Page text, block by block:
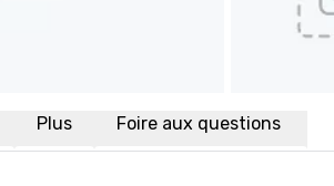
Plus Foire aux questions